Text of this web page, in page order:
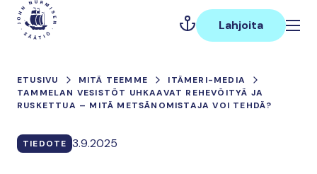
Hyppää
sisältöön
Päävalikko
Lahjoita
ETUSIVU MITÄ TEEMME
ITÄMERI-MEDIA
TAMMELAN VESISTÖT UHKAAVAT REHEVÖITYÄ JA
RUSKETTUA – MITÄ METSÄNOMISTAJA VOI TEHDÄ?
TIEDOTE 3.9.2025